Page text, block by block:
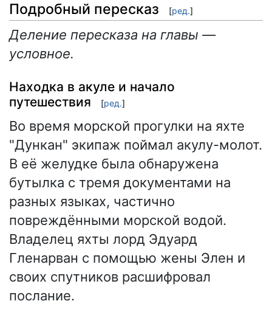
Подробный пересказ [ред.]
Деление пересказа на главы —
условное.
Находка в акуле и начало
путешествия
[ред.]
Во время морской прогулки на яхте
"Дункан" экипаж поймал акулу-молот.
В её желудке была обнаружена
бутылка с тремя документами на
разных языках, частично
повреждёнными морской водой.
Владелец яхты лорд Эдуард
Гленарван с помощью жены Элен и
своих спутников расшифровал
послание.